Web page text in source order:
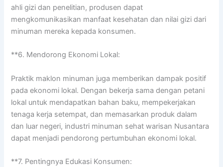
ahli gizi dan penelitian, produsen dapat
mengkomunikasikan manfaat kesehatan dan nilai gizi dari
minuman mereka kepada konsumen.
**6. Mendorong Ekonomi Lokal:
Praktik maklon minuman juga memberikan dampak positif
pada ekonomi lokal. Dengan bekerja sama dengan petani
lokal untuk mendapatkan bahan baku, mempekerjakan
tenaga kerja setempat, dan memasarkan produk dalam
dan luar negeri, industri minuman sehat warisan Nusantara
dapat menjadi pendorong pertumbuhan ekonomi lokal.
**7. Pentingnya Edukasi Konsumen: